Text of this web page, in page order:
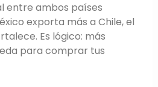
entre ambos países
exporta más a Chile, el
Es lógico: más
para comprar tus